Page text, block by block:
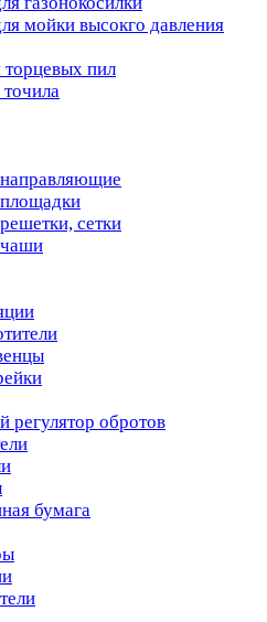
мойки высокго давления
торцевых пил
точила
сетки
регулятор обротов
бумага